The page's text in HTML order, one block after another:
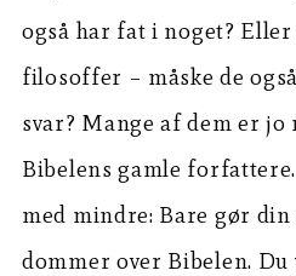
også har fat i noget?
filosoffer – måske de
svar? Mange af dem er jo
Bibelens gamle
med mindre: Bare gør
dommer over Bibelen. Du